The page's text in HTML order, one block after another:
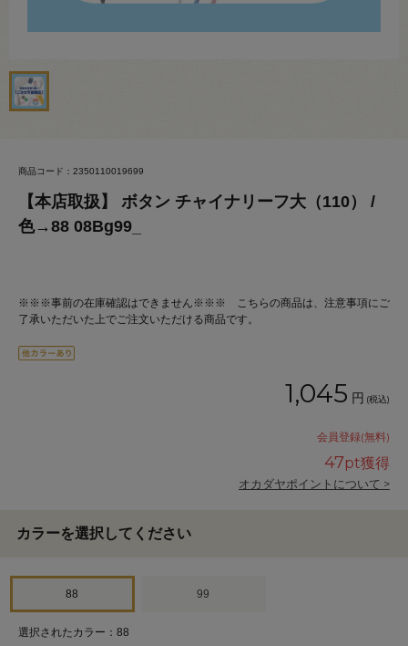
商品コード：2350110019699
【本店取扱】 ボタン チャイナリーフ大（110） /
色→88 08Bg99_
※※※事前の在庫確認はできません※※※ こちらの商品は、注意事項にご
了承いただいた上でご注文いただける商品です。
1,045 円 (税込)
会員登録(無料)
47pt獲得
オカダヤポイントについて >
カラーを選択してください
88 99
選択されたカラー：88